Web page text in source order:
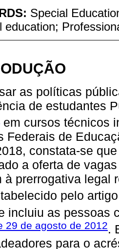
Special
education;
as políticas
de estudantes
em cursos técnicos
Federais de
constata-se
a oferta de
à prerrogativa legal
pelo
incluiu as pessoas
29 de agosto de 2012.
para o